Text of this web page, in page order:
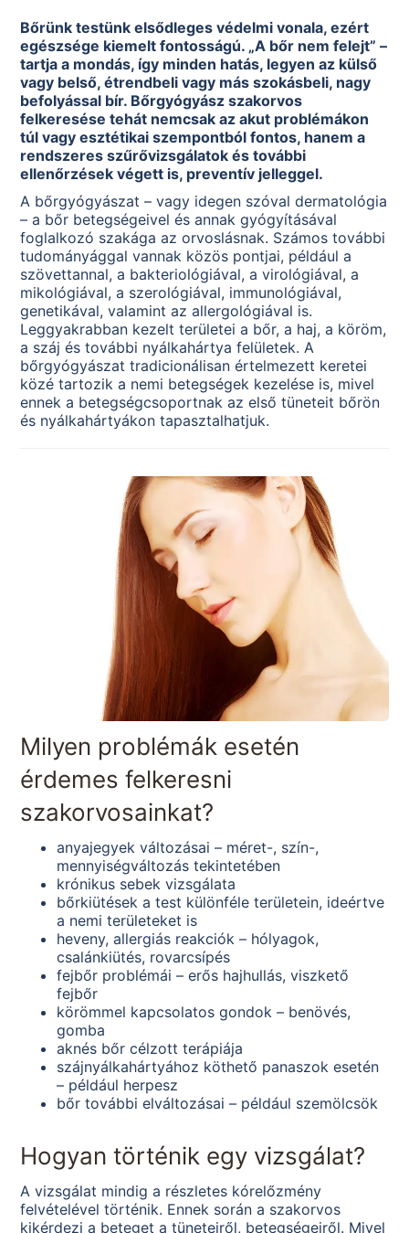
Bőrünk testünk elsődleges védelmi vonala, ezért
egészsége kiemelt fontosságú. „A bőr nem felejt” –
tartja a mondás, így minden hatás, legyen az külső
vagy belső, étrendbeli vagy más szokásbeli, nagy
befolyással bír. Bőrgyógyász szakorvos
felkeresése tehát nemcsak az akut problémákon
túl vagy esztétikai szempontból fontos, hanem a
rendszeres szűrővizsgálatok és további
ellenőrzések végett is, preventív jelleggel.
A bőrgyógyászat – vagy idegen szóval dermatológia
– a bőr betegségeivel és annak gyógyításával
foglalkozó szakága az orvoslásnak. Számos további
tudományággal vannak közös pontjai, például a
szövettannal, a bakteriológiával, a virológiával, a
mikológiával, a szerológiával, immunológiával,
genetikával, valamint az allergológiával is.
Leggyakrabban kezelt területei a bőr, a haj, a köröm,
a száj és további nyálkahártya felületek. A
bőrgyógyászat tradicionálisan értelmezett keretei
közé tartozik a nemi betegségek kezelése is, mivel
ennek a betegségcsoportnak az első tüneteit bőrön
és nyálkahártyákon tapasztalhatjuk.
Milyen problémák esetén
érdemes felkeresni
szakorvosainkat?
anyajegyek változásai – méret-, szín-,
mennyiségváltozás tekintetében
krónikus sebek vizsgálata
bőrkiütések a test különféle területein, ideértve
a nemi területeket is
heveny, allergiás reakciók – hólyagok,
csalánkiütés, rovarcsípés
fejbőr problémái – erős hajhullás, viszkető
fejbőr
körömmel kapcsolatos gondok – benövés,
gomba
aknés bőr célzott terápiája
szájnyálkahártyához köthető panaszok esetén
– például herpesz
bőr további elváltozásai – például szemölcsök
Hogyan történik egy vizsgálat?
A vizsgálat mindig a részletes kórelőzmény
felvételével történik. Ennek során a szakorvos
kikérdezi a beteget a tüneteiről, betegségeiről. Mivel